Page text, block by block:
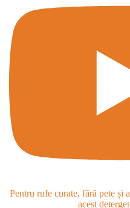
Pentru rufe curate, fără pete și
acest